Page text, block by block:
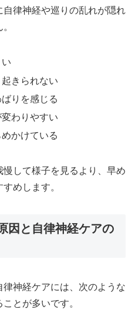
律神経や巡りの乱れが隠れ
きられない
りを感じる
わりやすい
めかけている
して様子を見るより、早め
めします。
因と自律神経ケアの
神経ケアには、次のような
とが多いです。